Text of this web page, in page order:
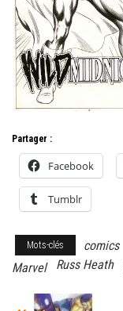
Partager :
Facebook
Tumblr
Mots-clés comics
Marvel
Russ Heath